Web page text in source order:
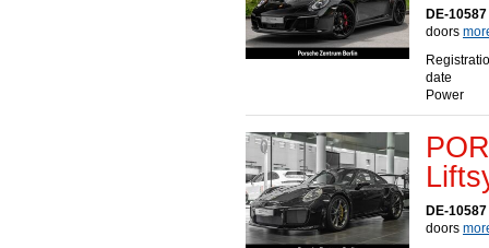
DE-
doors
date
Power
DE-
doors